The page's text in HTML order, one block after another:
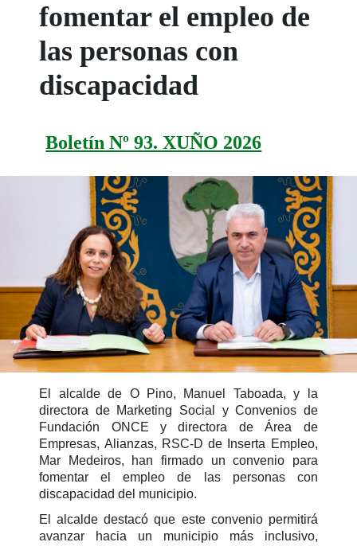
fomentar el empleo de
las personas con
discapacidad
Boletín Nº 93. XUÑO 2026
El alcalde de O Pino, Manuel Taboada, y la
directora de Marketing Social y Convenios de
Fundación ONCE y directora de Área de
Empresas, Alianzas, RSC-D de Inserta Empleo,
Mar Medeiros, han firmado un convenio para
fomentar el empleo de las personas con
discapacidad del municipio.
El alcalde destacó que este convenio permitirá
avanzar hacia un municipio más inclusivo,